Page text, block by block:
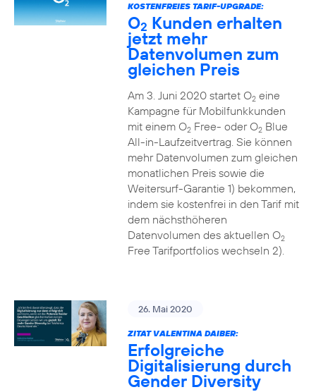
KOSTENFREIES TARIF-UPGRADE:
O2 Kunden erhalten
jetzt mehr
Datenvolumen zum
gleichen Preis
Am 3. Juni 2020 startet O2eine
Kampagne für Mobilfunkkunden
mit einem O2Free- oder O2Blue
All-in-Laufzeitvertrag. Sie können
mehr Datenvolumen zum gleichen
monatlichen Preis sowie die
Weitersurf-Garantie 1) bekommen,
indem sie kostenfrei in den Tarif mit
dem nächsthöheren
Datenvolumen des aktuellen O2
Free Tarifportfolios wechseln 2).
26. Mai 2020
ZITAT VALENTINA DAIBER:
Erfolgreiche
Digitalisierung durch
Gender Diversity